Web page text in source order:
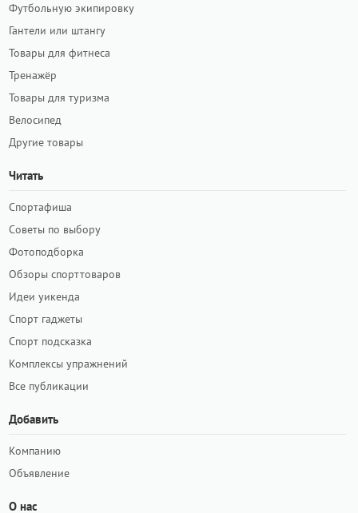
Футбольную экипировку
Гантели или штангу
Товары для фитнеса
Тренажёр
Товары для туризма
Велосипед
Другие товары
Читать
Спортафиша
Советы по выбору
Фотоподборка
Обзоры спорттоваров
Идеи уикенда
Спорт гаджеты
Спорт подсказка
Комплексы упражнений
Все публикации
Добавить
Компанию
Объявление
О нас